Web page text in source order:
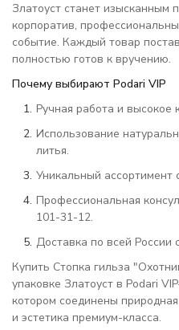
Златоуст станет изысканным
корпоратив,
событие. Каждый товар
полностью готов к вручению.
Почему выбирают Podari VIP
Ручная работа и высокое
Использование
литья.
Уникальный ассортимент
Профессиональная
101-31-12.
Доставка по всей России
Купить Стопка гильза
упаковке Златоуст в Podari
котором соединены
и эстетика премиум-класса.